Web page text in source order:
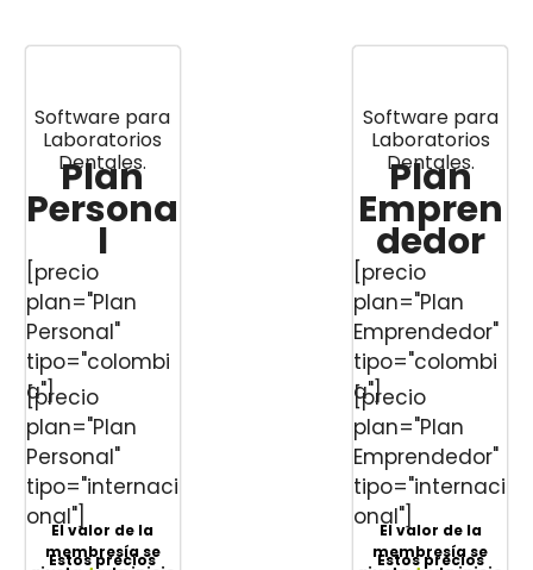
Software para
Laboratorios
Dentales.
Plan
Persona
l
[precio
plan="Plan
Personal"
tipo="colombi
a"]
[precio
plan="Plan
Personal"
tipo="internaci
onal"]El valor de la
membresía se
Estos precios
Software para
Laboratorios
Dentales.
Plan
Empren
dedor
[precio
plan="Plan
Emprendedor"
tipo="colombi
a"]
[precio
plan="Plan
Emprendedor"
tipo="internaci
onal"]El valor de la
membresía se
Estos precios